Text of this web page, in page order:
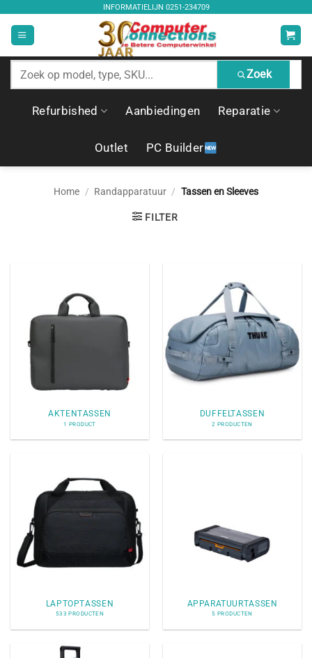
inhoud
INFORMATIELIJN 0251-234709
Zoek
producten
Zoek
Refurbished Aanbiedingen Reparatie
Outlet PC Builder
Home / Randapparatuur / Tassen en Sleeves
FILTER
AKTENTASSEN
1 PRODUCT
DUFFELTASSEN
2 PRODUCTEN
LAPTOPTASSEN
533 PRODUCTEN
APPARATUURTASSEN
5 PRODUCTEN